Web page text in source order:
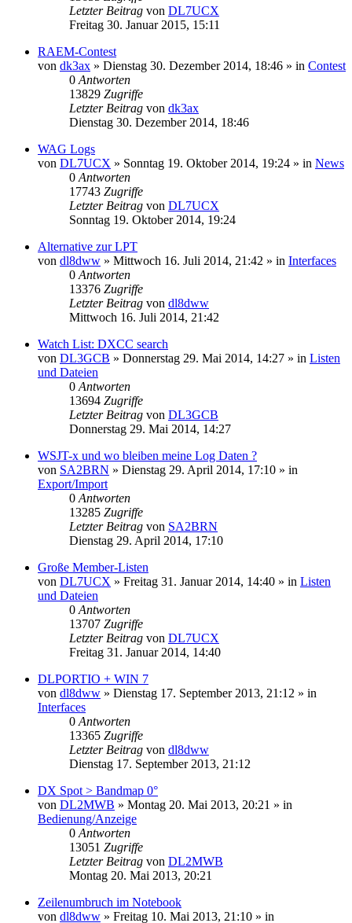
Letzter Beitrag von DL7UCX
Freitag 30. Januar 2015, 15:11
RAEM-Contest
von dk3ax » Dienstag 30. Dezember 2014, 18:46 » in Contest
0 Antworten
13829 Zugriffe
Letzter Beitrag von dk3ax
Dienstag 30. Dezember 2014, 18:46
WAG Logs
von DL7UCX » Sonntag 19. Oktober 2014, 19:24 » in News
0 Antworten
17743 Zugriffe
Letzter Beitrag von DL7UCX
Sonntag 19. Oktober 2014, 19:24
Alternative zur LPT
von dl8dww » Mittwoch 16. Juli 2014, 21:42 » in Interfaces
0 Antworten
13376 Zugriffe
Letzter Beitrag von dl8dww
Mittwoch 16. Juli 2014, 21:42
Watch List: DXCC search
von DL3GCB » Donnerstag 29. Mai 2014, 14:27 » in Listen
und Dateien
0 Antworten
13694 Zugriffe
Letzter Beitrag von DL3GCB
Donnerstag 29. Mai 2014, 14:27
WSJT-x und wo bleiben meine Log Daten ?
von SA2BRN » Dienstag 29. April 2014, 17:10 » in
Export/Import
0 Antworten
13285 Zugriffe
Letzter Beitrag von SA2BRN
Dienstag 29. April 2014, 17:10
Große Member-Listen
von DL7UCX » Freitag 31. Januar 2014, 14:40 » in Listen
und Dateien
0 Antworten
13707 Zugriffe
Letzter Beitrag von DL7UCX
Freitag 31. Januar 2014, 14:40
DLPORTIO + WIN 7
von dl8dww » Dienstag 17. September 2013, 21:12 » in
Interfaces
0 Antworten
13365 Zugriffe
Letzter Beitrag von dl8dww
Dienstag 17. September 2013, 21:12
DX Spot > Bandmap 0°
von DL2MWB » Montag 20. Mai 2013, 20:21 » in
Bedienung/Anzeige
0 Antworten
13051 Zugriffe
Letzter Beitrag von DL2MWB
Montag 20. Mai 2013, 20:21
Zeilenumbruch im Notebook
von dl8dww » Freitag 10. Mai 2013, 21:10 » in